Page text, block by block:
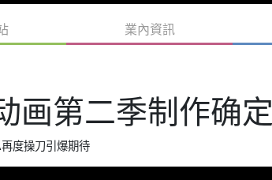
業內資訊
画第二季制作确定
度操刀引爆期待